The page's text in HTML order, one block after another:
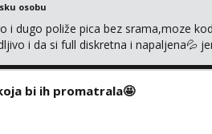
osobu
i dugo poliže pica bez srama,moze
i da si full diskretna i napaljena💦
bi ih promatrala🤩